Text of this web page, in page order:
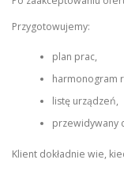
Przygotowujemy:
plan prac,
harmonogram
listę urządzeń,
przewidywany
Klient dokładnie wie,